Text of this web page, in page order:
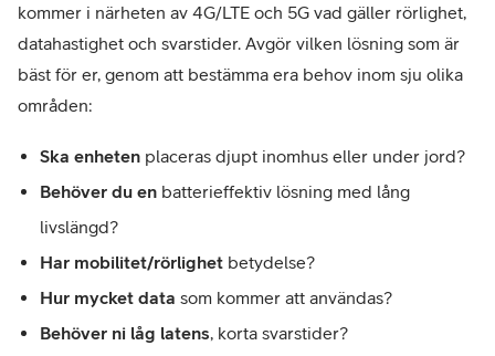
kommer i närheten av 4G/LTE och 5G vad gäller rörlighet,
datahastighet och svarstider. Avgör vilken lösning som är
bäst för er, genom att bestämma era behov inom sju olika
områden:
Ska enheten placeras djupt inomhus eller under jord?
Behöver du en batterieffektiv lösning med lång
livslängd?
Har mobilitet/rörlighet betydelse?
Hur mycket data som kommer att användas?
Behöver ni låg latens , korta svarstider?